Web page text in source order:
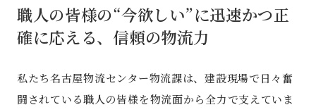
職人の皆様の“今欲しい”に迅速かつ正
確に応える、信頼の物流力
私たち名古屋物流センター物流課は、建設現場で日々奮
闘されている職人の皆様を物流面から全力で支えていま